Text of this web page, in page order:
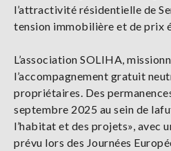
l’attractivité résidentielle de
tension immobilière et de prix
L’association SOLIHA,
l’accompagnement gratuit
propriétaires. Des
septembre 2025 au sein de
l’habitat et des projets», avec
prévu lors des Journées